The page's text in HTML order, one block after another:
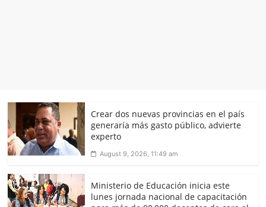
Crear dos nuevas provincias en el país
generaría más gasto público, advierte
experto
August 9, 2026, 11:49 am
Ministerio de Educación inicia este
lunes jornada nacional de capacitación